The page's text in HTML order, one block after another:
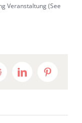
Veranstaltung(See
LinkedInPinterest